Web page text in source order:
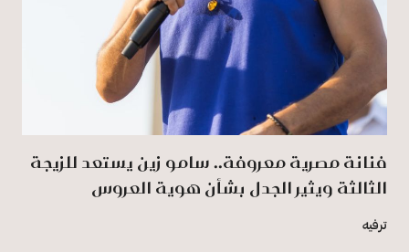
فنانة مصرية معروفة.. سامو زين يستعد للزيجة
الثالثة ويثير الجدل بشأن هوية العروس
ترفيه